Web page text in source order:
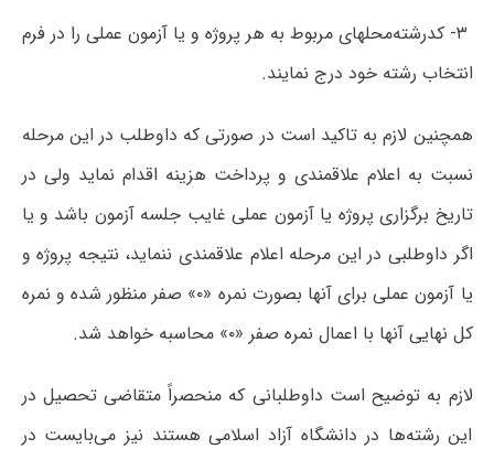
۳- کدرشته‌محلهای مربوط به هر پروژه و یا آزمون عملی را در فرم
انتخاب رشته خود درج نمایند.
همچنین لازم به تاکید است در صورتی که داوطلب در این مرحله
نسبت به اعلام علاقمندی و پرداخت هزینه اقدام نماید ولی در
تاریخ برگزاری پروژه یا آزمون عملی غایب جلسه آزمون باشد و یا
اگر داوطلبی در این مرحله اعلام علاقمندی ننماید، نتیجه پروژه و
یا آزمون عملی برای آنها بصورت نمره «۰» صفر منظور شده و نمره
کل نهایی آنها با اعمال نمره صفر «۰» محاسبه خواهد شد.
لازم به توضیح است داوطلبانی که منحصراً متقاضی تحصیل در
این رشته‌ها در دانشگاه آزاد اسلامی هستند نیز می‌بایست در